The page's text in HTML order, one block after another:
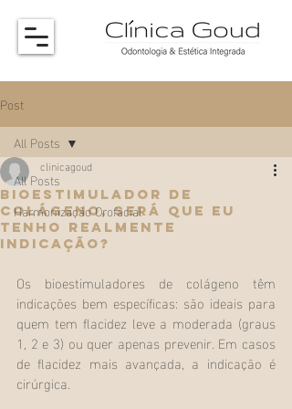
Post
All Posts
Harmonização Orofacial
All Posts
Bioestimulador de
colágeno, será que eu
tenho realmente
indicação?
clinicagoud
Os bioestimuladores de colágeno têm
indicações bem específicas: são ideais para
quem tem flacidez leve a moderada (graus
1, 2 e 3) ou quer apenas prevenir. Em casos
de flacidez mais avançada, a indicação é
cirúrgica.